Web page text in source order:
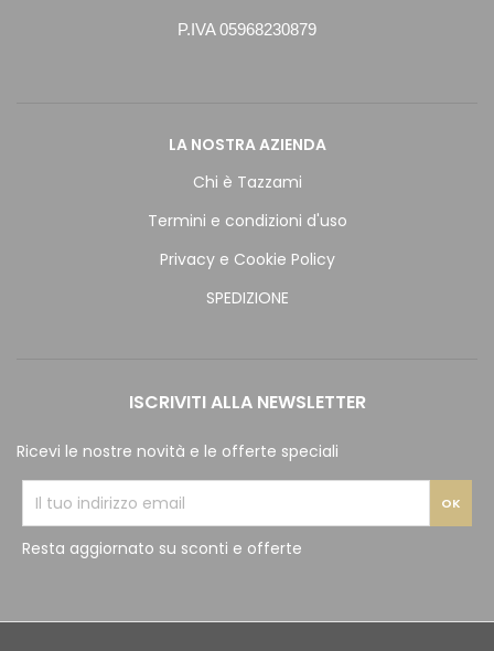
P.IVA 05968230879
LA NOSTRA AZIENDA
Chi è Tazzami
Termini e condizioni d'uso
Privacy e Cookie Policy
SPEDIZIONE
ISCRIVITI ALLA NEWSLETTER
Ricevi le nostre novità e le offerte speciali
Resta aggiornato su sconti e offerte